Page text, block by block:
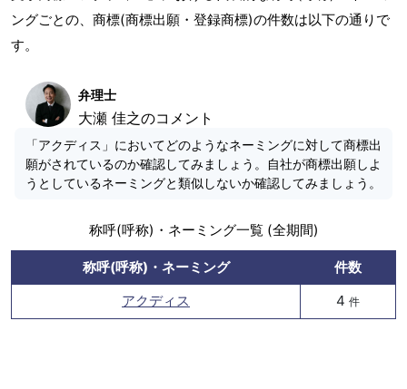
ングごとの、商標(商標出願・登録商標)の件数は以下の通りで
す。
弁理士
大瀬 佳之のコメント
「アクディス」においてどのようなネーミングに対して商標出
願がされているのか確認してみましょう。自社が商標出願しよ
うとしているネーミングと類似しないか確認してみましょう。
称呼(呼称)・ネーミング一覧 (全期間)
称呼(呼称)・ネーミング
件数
アクディス
4 件